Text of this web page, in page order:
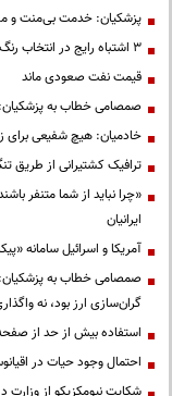
پزشکیان: خدمت بی‌منت و
3 اشتباه رایج در انتخاب رنگ صنعتی که هزینه‌اش را سال‌ها می‌پردازید...
قیمت نفت صعودی ماند
صمصامی خطاب به پزشکیان:
خادمیان: هیچ شفیعی برای
ترافیک کشتیرانی از طریق تنگه هرمز
«چرا نباید از شما متنفر
ایرانیان
آمریکا و اسرائیل سامانه
صمصامی خطاب به پزشکیان:
گران‌سازی ارز بود، نه
استفاده بیش از حد از
احتمال وجود حیات در
شکایت نیومکزیکو از وزارت